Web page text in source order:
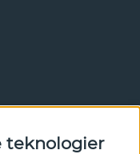
teknologier